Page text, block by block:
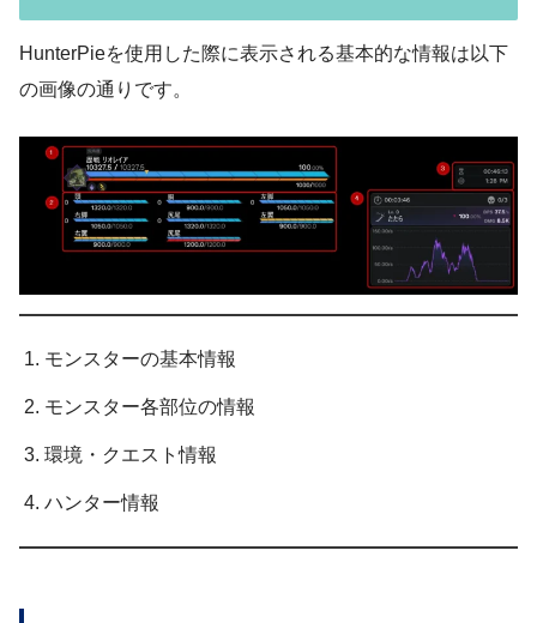
HunterPieを使用した際に表示される基本的な情報は以下
の画像の通りです。
モンスターの基本情報
モンスター各部位の情報
環境・クエスト情報
ハンター情報